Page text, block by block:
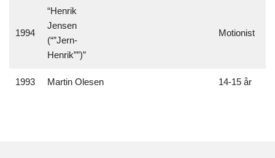
1994
“Henrik
Jensen
(“”Jern-
Henrik””)”
Motionist
1993 Martin Olesen 14-15 år